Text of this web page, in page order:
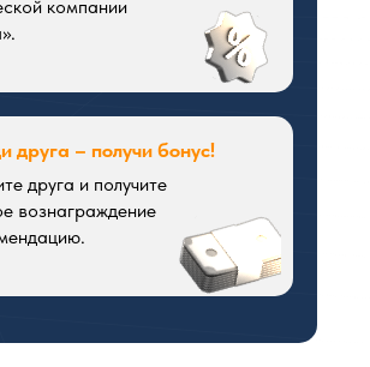
друга – получи бонус!
друга и получите
вознаграждение
компании